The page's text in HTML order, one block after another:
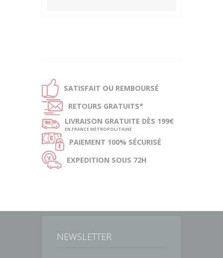
Ð SATISFAIT OU REMBOURSÉ
Ñ RETOURS GRATUITS*
ø LIVRAISON GRATUITE DÈS 199€
EN FRANCE MÉTROPOLITAINE
Ø PAIEMENT 100% SÉCURISÉ
Ù EXPEDITION SOUS 72H
NEWSLETTER